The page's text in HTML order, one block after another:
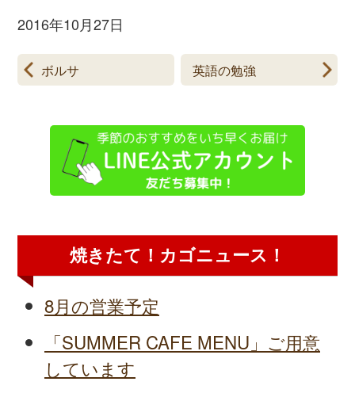
2016年10月27日
ボルサ 英語の勉強
焼きたて！カゴニュース！
8月の営業予定
「SUMMER CAFE MENU」ご用意
しています